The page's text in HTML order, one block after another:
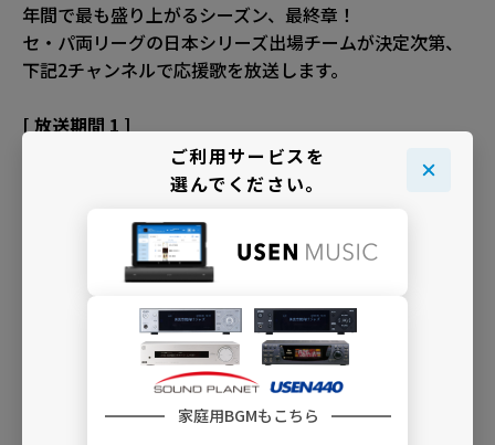
年間で最も盛り上がるシーズン、最終章！
セ・パ両リーグの日本シリーズ出場チームが決定次第、
下記2チャンネルで応援歌を放送します。
[ 放送期間 1 ]
2022年10月1日 0:00 ～ 日本シリーズ出場チームの確定
まで告知コメントを放送
日本シリーズ出場チーム確定の翌日9:00 ～ 11月20日ま
で出場球団の応援歌を放送
ご利用サービスを
選んでください。
家庭用BGMもこちら